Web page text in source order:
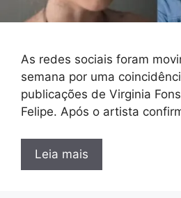
As redes sociais foram
semana por uma
publicações de Virginia
Felipe. Após o artista
Leia mais